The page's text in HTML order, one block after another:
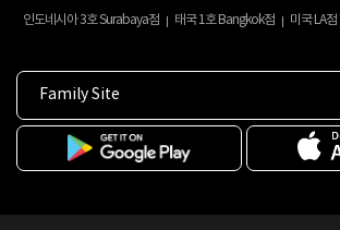
인도네시아 3호 Surabaya점
태국 1호 Bangkok점 미국 LA점
Family Site